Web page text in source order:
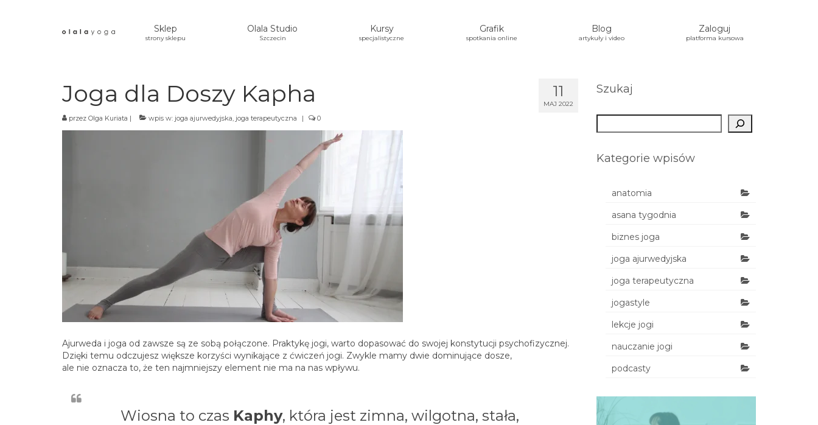
Sklep
strony sklepu
Olala Studio
Szczecin
Kursy
specjalistyczne
Grafik
spotkania online
Blog
artykuły i video
Zaloguj
platforma kursowa
11
MAJ 2022
Joga dla Doszy Kapha
przez Olga Kuriata | wpis w: joga ajurwedyjska, joga terapeutyczna | 0
Ajurweda i joga od zawsze są ze sobą połączone. Praktykę jogi, warto dopasować do swojej konstytucji psychofizycznej.
Dzięki temu odczujesz większe korzyści wynikające z ćwiczeń jogi. Zwykle mamy dwie dominujące dosze,
ale nie oznacza to, że ten najmniejszy element nie ma na nas wpływu.
Wiosna to czas Kaphy, która jest zimna, wilgotna, stała,
Szukaj
Kategorie wpisów
anatomia
asana tygodnia
biznes joga
joga ajurwedyjska
joga terapeutyczna
jogastyle
lekcje jogi
nauczanie jogi
podcasty